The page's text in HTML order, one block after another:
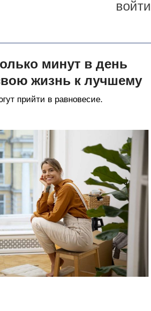
войти
минут в день
жизнь к лучшему
прийти в равновесие.